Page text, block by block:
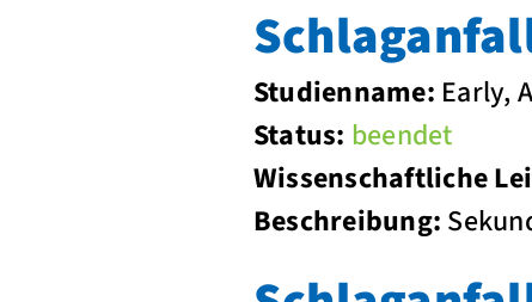
Studienname: Early,
Status: beendet
Wissenschaftliche
Beschreibung: